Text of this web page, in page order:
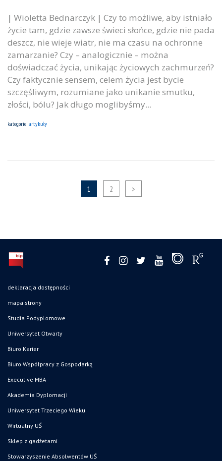
| Wioletta Bednarczyk | Czy to możliwe, aby istniało
życie tam, gdzie zawsze świeci słońce, gdzie nie pada
deszcz, nie wieje wiatr, nie ma czasu na ochronne
zamarzanie? Czy – analogicznie – można
doświadczać życia, unikając życiowych zachmurzeń?
Czy faktycznie sensem, celem życia jest bycie
szczęśliwym, rozumiane jako unikanie smutku,
złości, bólu? Jak długo moglibyśmy...
kategorie: artykuły
1 2 >
deklaracja dostępności
mapa strony
Studia Podyplomowe
Uniwersytet Otwarty
Biuro Karier
Biuro Współpracy z Gospodarką
Executive MBA
Akademia Dyplomacji
Uniwersytet Trzeciego Wieku
Wirtualny UŚ
Sklep z gadżetami
Stowarzyszenie Absolwentów UŚ